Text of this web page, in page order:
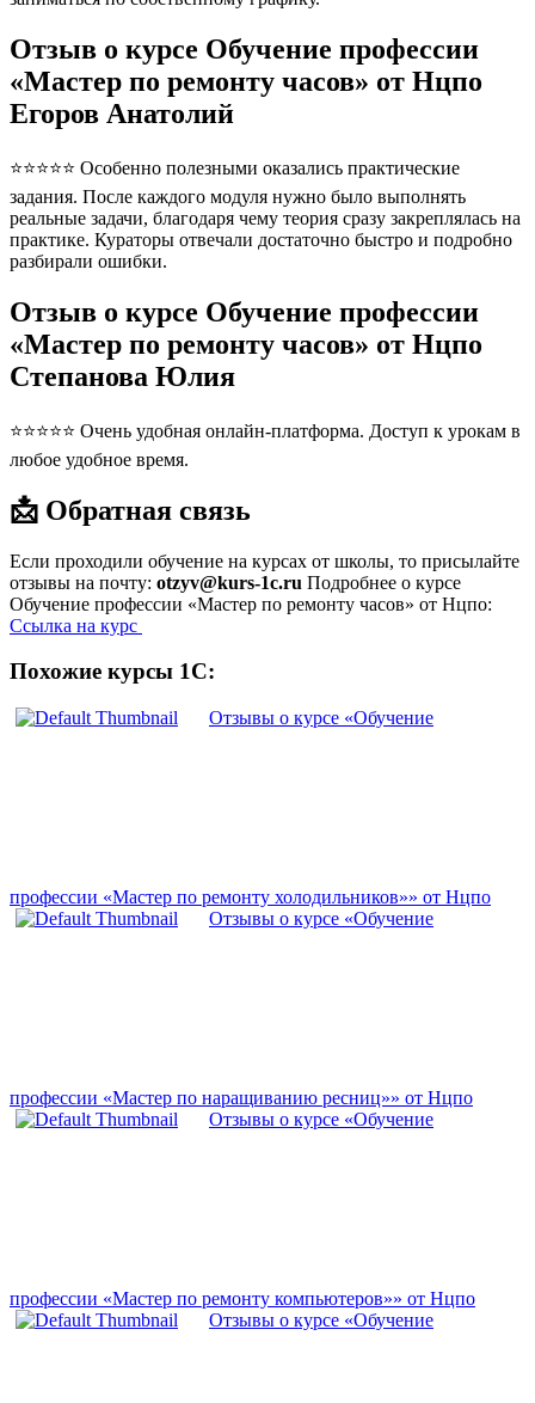
Отзыв о курсе Обучение профессии
«Мастер по ремонту часов» от Нцпо
Егоров Анатолий
⭐⭐⭐⭐⭐ Особенно полезными оказались практические
задания. После каждого модуля нужно было выполнять
реальные задачи, благодаря чему теория сразу закреплялась на
практике. Кураторы отвечали достаточно быстро и подробно
разбирали ошибки.
Отзыв о курсе Обучение профессии
«Мастер по ремонту часов» от Нцпо
Степанова Юлия
⭐⭐⭐⭐⭐ Очень удобная онлайн-платформа. Доступ к урокам в
любое удобное время.
📩 Обратная связь
Если проходили обучение на курсах от школы, то присылайте
отзывы на почту: otzyv@kurs-1c.ru Подробнее о курсе
Обучение профессии «Мастер по ремонту часов» от Нцпо:
Ссылка на курс
Похожие курсы 1С:
Отзывы о курсе «Обучение
профессии «Мастер по ремонту холодильников»» от Нцпо
Отзывы о курсе «Обучение
профессии «Мастер по наращиванию ресниц»» от Нцпо
Отзывы о курсе «Обучение
профессии «Мастер по ремонту компьютеров»» от Нцпо
Отзывы о курсе «Обучение